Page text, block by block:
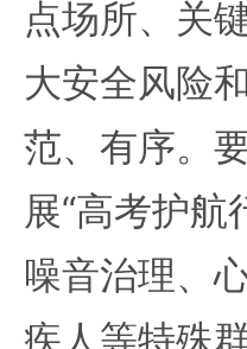
点场所、关
大安全风险
范、有序。
展“高考护
噪音治理、
疾人等特殊